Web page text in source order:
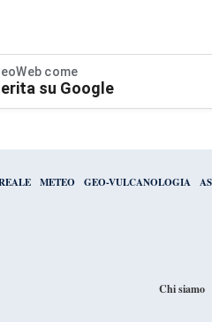
come
su Google
METEO GEO-VULCANOLOGIA
Chi siamo